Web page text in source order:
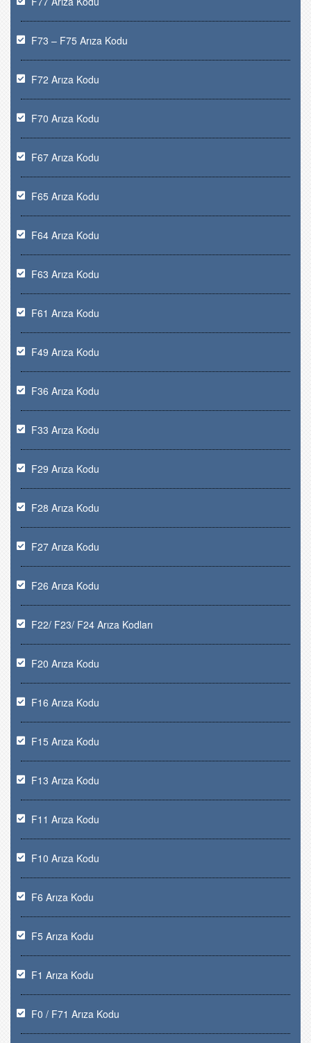
F73 – F75 Arıza Kodu
F72 Arıza Kodu
F70 Arıza Kodu
F67 Arıza Kodu
F65 Arıza Kodu
F64 Arıza Kodu
F63 Arıza Kodu
F61 Arıza Kodu
F49 Arıza Kodu
F36 Arıza Kodu
F33 Arıza Kodu
F29 Arıza Kodu
F28 Arıza Kodu
F27 Arıza Kodu
F26 Arıza Kodu
F22/ F23/ F24 Arıza Kodları
F20 Arıza Kodu
F16 Arıza Kodu
F15 Arıza Kodu
F13 Arıza Kodu
F11 Arıza Kodu
F10 Arıza Kodu
F6 Arıza Kodu
F5 Arıza Kodu
F1 Arıza Kodu
F0 / F71 Arıza Kodu